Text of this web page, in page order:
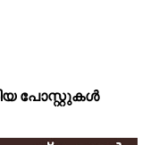
പോസ്റ്റുകള്‍‌